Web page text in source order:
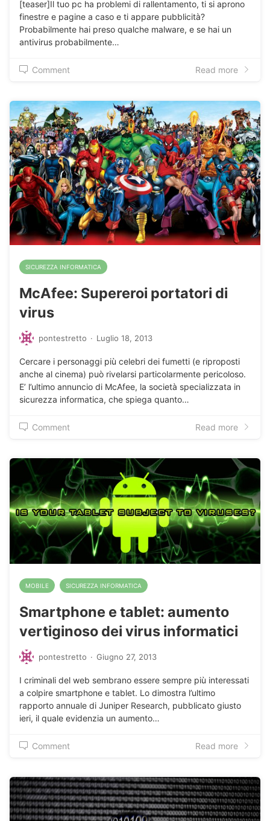
[teaser]Il tuo pc ha problemi di rallentamento, ti si aprono
finestre e pagine a caso e ti appare pubblicità?
Probabilmente hai preso qualche malware, e se hai un
antivirus probabilmente…
Comment Read more
SICUREZZA INFORMATICA
McAfee: Supereroi portatori di
virus
pontestretto · Luglio 18, 2013
Cercare i personaggi più celebri dei fumetti (e riproposti
anche al cinema) può rivelarsi particolarmente pericoloso.
E’ l’ultimo annuncio di McAfee, la società specializzata in
sicurezza informatica, che spiega quanto…
Comment Read more
MOBILE SICUREZZA INFORMATICA
Smartphone e tablet: aumento
vertiginoso dei virus informatici
pontestretto · Giugno 27, 2013
I criminali del web sembrano essere sempre più interessati
a colpire smartphone e tablet. Lo dimostra l’ultimo
rapporto annuale di Juniper Research, pubblicato giusto
ieri, il quale evidenzia un aumento…
Comment Read more